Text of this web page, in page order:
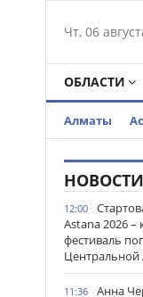
Чт, 06
ОБЛАСТИ
Алматы
НОВОСТИ
12:00
Astana 2026
фестиваль
Центральной
11:36
Анна